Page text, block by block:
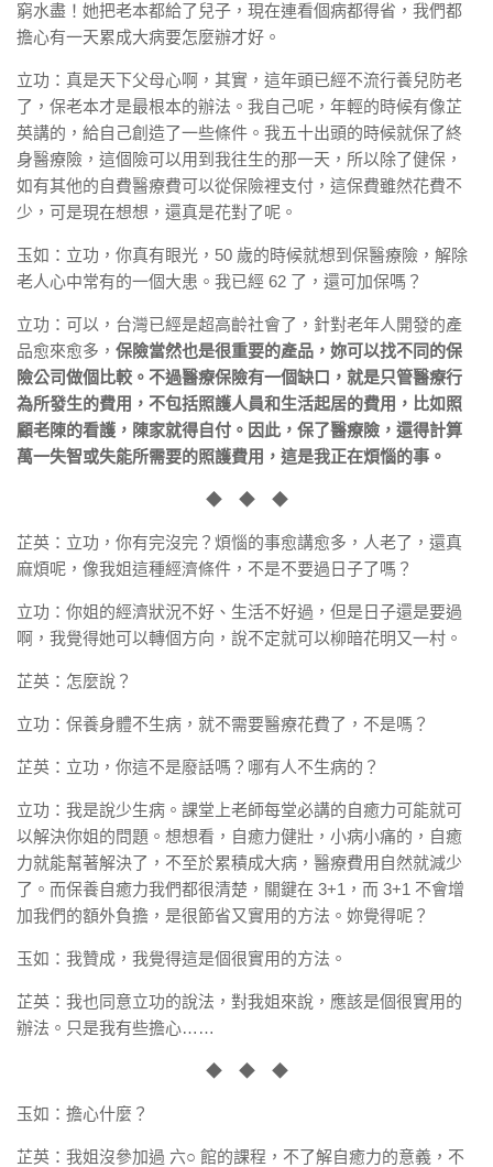
窮水盡！她把老本都給了兒子，現在連看個病都得省，我們都
擔心有一天累成大病要怎麼辦才好。
立功：真是天下父母心啊，其實，這年頭已經不流行養兒防老
了，保老本才是最根本的辦法。我自己呢，年輕的時候有像芷
英講的，給自己創造了一些條件。我五十出頭的時候就保了終
身醫療險，這個險可以用到我往生的那一天，所以除了健保，
如有其他的自費醫療費可以從保險裡支付，這保費雖然花費不
少，可是現在想想，還真是花對了呢。
玉如：立功，你真有眼光，50 歲的時候就想到保醫療險，解除
老人心中常有的一個大患。我已經 62 了，還可加保嗎？
立功：可以，台灣已經是超高齡社會了，針對老年人開發的產
品愈來愈多， 保險當然也是很重要的產品，妳可以找不同的保
險公司做個比較。不過醫療保險有一個缺口，就是只管醫療行
為所發生的費用，不包括照護人員和生活起居的費用，比如照
顧老陳的看護，陳家就得自付。因此，保了醫療險，還得計算
萬一失智或失能所需要的照護費用，這是我正在煩惱的事。
◆ ◆ ◆
芷英：立功，你有完沒完？煩惱的事愈講愈多，人老了，還真
麻煩呢，像我姐這種經濟條件，不是不要過日子了嗎？
立功：你姐的經濟狀況不好、生活不好過，但是日子還是要過
啊，我覺得她可以轉個方向，說不定就可以柳暗花明又一村。
芷英：怎麼說？
立功：保養身體不生病，就不需要醫療花費了，不是嗎？
芷英：立功，你這不是廢話嗎？哪有人不生病的？
立功：我是說少生病。課堂上老師每堂必講的自癒力可能就可
以解決你姐的問題。想想看，自癒力健壯，小病小痛的，自癒
力就能幫著解決了，不至於累積成大病，醫療費用自然就減少
了。而保養自癒力我們都很清楚，關鍵在 3+1，而 3+1 不會增
加我們的額外負擔，是很節省又實用的方法。妳覺得呢？
玉如：我贊成，我覺得這是個很實用的方法。
芷英：我也同意立功的說法，對我姐來說，應該是個很實用的
辦法。只是我有些擔心……
◆ ◆ ◆
玉如：擔心什麼？
芷英：我姐沒參加過 六○ 館的課程，不了解自癒力的意義，不